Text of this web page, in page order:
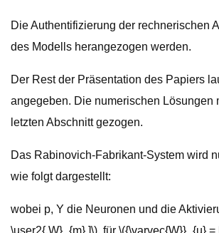
Die Authentifizierung der rechnerischen
des Modells herangezogen werden.
Der Rest der Präsentation des Papiers
angegeben. Die numerischen Lösungen
letzten Abschnitt gezogen.
Das Rabinovich-Fabrikant-System wird
wie folgt dargestellt:
wobei p, Y die Neuronen und die